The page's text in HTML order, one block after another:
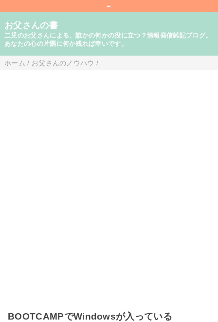
=
お父さんの書
二児のお父さんによる、誰かの何かの役に立つ？情報発信雑記ブログ。
あなたの心の片隅に何か残れば幸いです。
ホーム / お父さんのノウハウ /
BOOTCAMPでWindowsが入っている